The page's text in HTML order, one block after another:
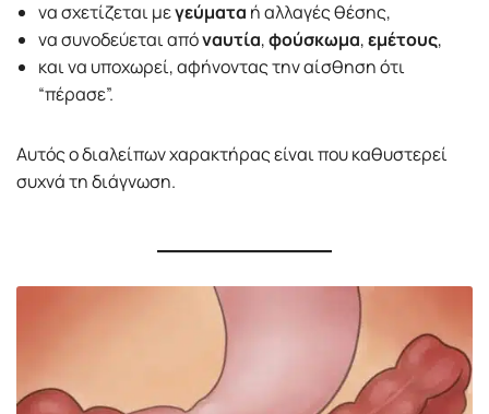
να σχετίζεται μεγεύματα ή αλλαγές θέσης,
να συνοδεύεται απόναυτία,φούσκωμα,εμέτους,
και να υποχωρεί, αφήνοντας την αίσθηση ότι
“πέρασε”.
Αυτός ο διαλείπων χαρακτήρας είναι που καθυστερεί
συχνά τη διάγνωση.